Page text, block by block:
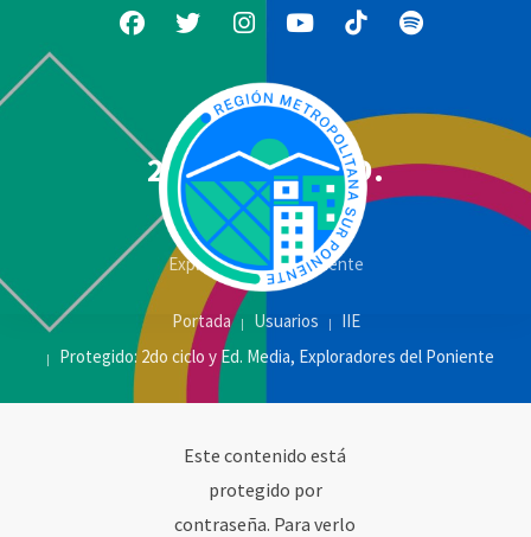
2DO CICLO Y ED.
MEDIA
Exploradores del Poniente
Portada Usuarios
IIE
Protegido: 2do ciclo y Ed. Media, Exploradores del Poniente
Este contenido está
protegido por
contraseña. Para verlo